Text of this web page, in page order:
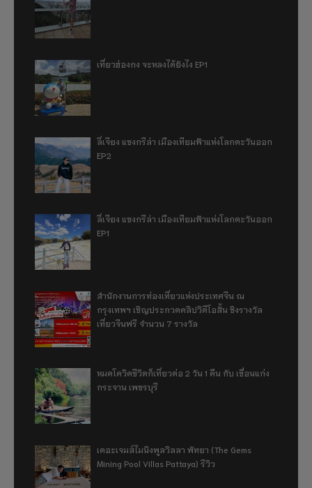
เที่ยวฮ่องกง จะหลงได้ยังไง EP1
ลี่เจียง แชงกรีล่า เมืองเทียมฟ้าแห่งโลกตะวันออก
EP2
ลี่เจียง แชงกรีล่า เมืองเทียมฟ้าแห่งโลกตะวันออก
EP1
สำนักงานการท่องเที่ยวแห่งประเทศจีน ณ
กรุงเทพฯ เชิญประกวดคลิปวิดีโอสั้น ชิงรางวัล
เที่ยวจีนฟรี จำนวน 7 รางวัล
หมดโควิดชีวิตก็เที่ยวต่อ 2 วัน 1 คืน กับ เขื่อนแก่ง
กระจาน เพชรบุรี
เดอะเจมส์ไมนิงพูลวิลลา พัทยา (The Gems
Mining Pool Villas Pattaya) รีวิว